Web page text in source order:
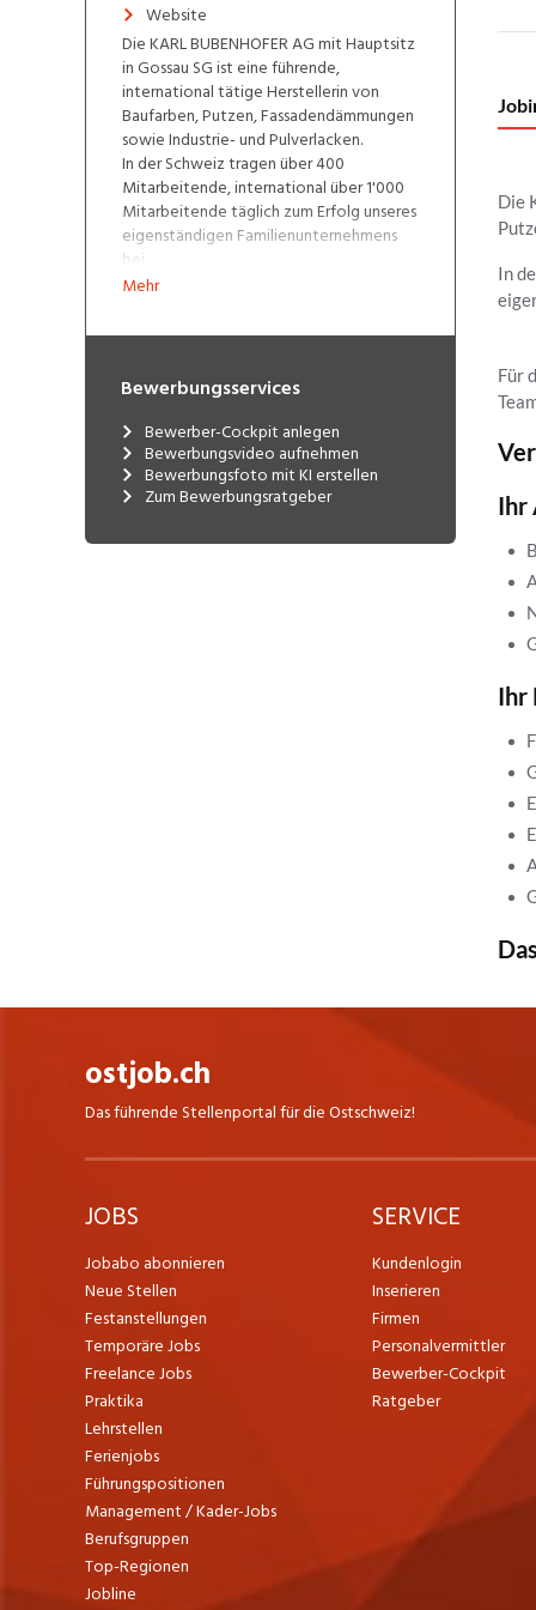
Website
Die KARL BUBENHOFER AG mit Hauptsitz
in Gossau SG ist eine führende,
international tätige Herstellerin von
Baufarben, Putzen, Fassadendämmungen
sowie Industrie- und Pulverlacken.
In der Schweiz tragen über 400
Mitarbeitende, international über 1'000
Mitarbeitende täglich zum Erfolg unseres
eigenständigen Familienunternehmens
bei.
Mehr
Bewerbungsservices
Bewerber-Cockpit anlegen
Bewerbungsvideo aufnehmen
Bewerbungsfoto mit KI erstellen
Zum Bewerbungsratgeber
ostjob.ch
Das führende Stellenportal für die Ostschweiz!
JOBS
Jobabo abonnieren
Neue Stellen
Festanstellungen
Temporäre Jobs
Freelance Jobs
Praktika
Lehrstellen
Ferienjobs
Führungspositionen
Management / Kader-Jobs
Berufsgruppen
Top-Regionen
Jobline
SERVICE
Kundenlogin
Inserieren
Firmen
Personalvermittler
Bewerber-Cockpit
Ratgeber